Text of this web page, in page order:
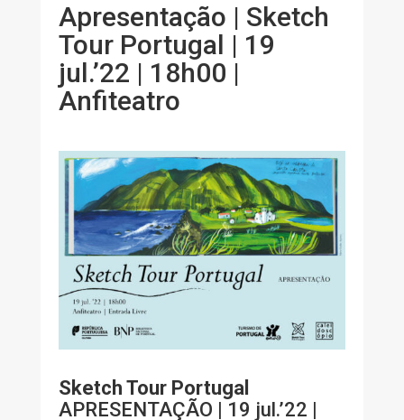
Apresentação | Sketch
Tour Portugal | 19
jul.’22 | 18h00 |
Anfiteatro
Sketch Tour Portugal
APRESENTAÇÃO | 19 jul.’22 |